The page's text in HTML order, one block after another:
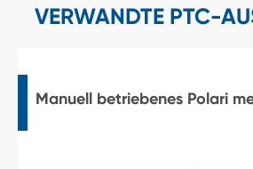
VERWANDTE PTC-
Manuell betriebenes Polari